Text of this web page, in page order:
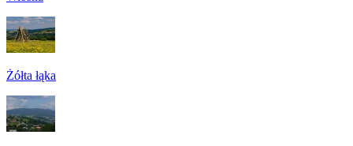
Żółta łąka